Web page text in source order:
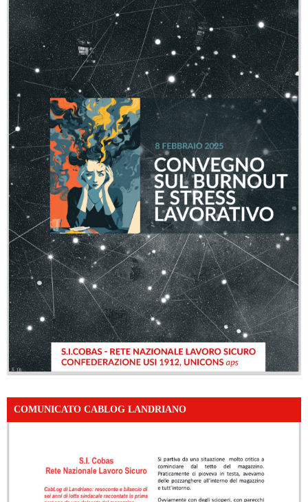
COMUNICATO CABLOG LANDRIANO